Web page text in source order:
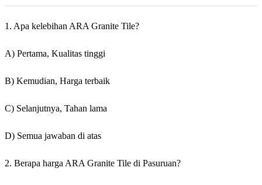
1. Apa kelebihan ARA Granite Tile?
A) Pertama, Kualitas tinggi
B) Kemudian, Harga terbaik
C) Selanjutnya, Tahan lama
D) Semua jawaban di atas
2. Berapa harga ARA Granite Tile di Pasuruan?